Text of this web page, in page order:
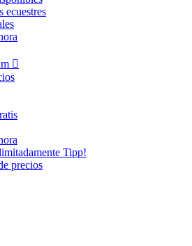
ecuestres

Tipp!
precios